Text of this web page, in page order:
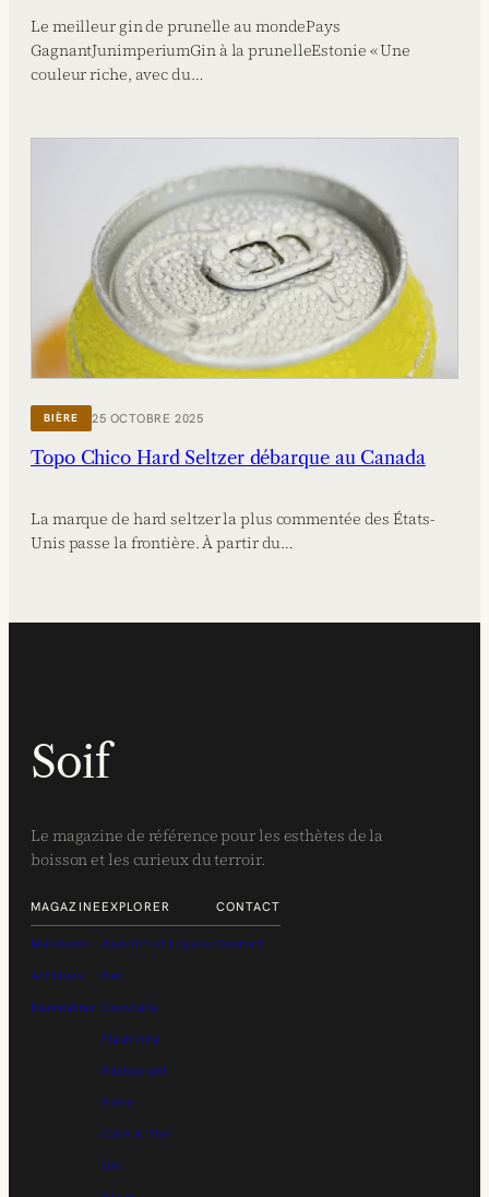
Le meilleur gin de prunelle au mondePays
GagnantJunimperiumGin à la prunelleEstonie « Une
couleur riche, avec du…
BIÈRE 25 OCTOBRE 2025
Topo Chico Hard Seltzer débarque au Canada
La marque de hard seltzer la plus commentée des États-
Unis passe la frontière. À partir du…
Soif
Le magazine de référence pour les esthètes de la
boisson et les curieux du terroir.
MAGAZINE
Manifeste
Archives
Newsletter
EXPLORER
Apéritif et Liqueur
Bar
Cocktails
Flash Info
Restaurant
Bière
Café & Thé
Gin
CONTACT
Contact